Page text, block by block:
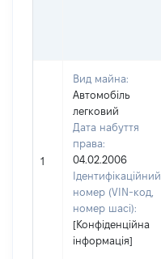
1
Вид майна:
Автомобіль
легковий
Дата набуття
права:
04.02.2006
Ідентифікаційний
номер (VIN-код,
номер шасі):
[Конфіденційна
інформація]